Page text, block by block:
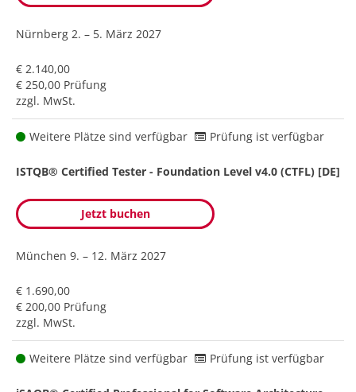
Nürnberg 2. – 5. März 2027
€ 2.140,00
€ 250,00 Prüfung
zzgl. MwSt.
Weitere Plätze sind verfügbar Prüfung ist verfügbar
ISTQB® Certified Tester - Foundation Level v4.0 (CTFL) [DE]
Jetzt buchen
München 9. – 12. März 2027
€ 1.690,00
€ 200,00 Prüfung
zzgl. MwSt.
Weitere Plätze sind verfügbar Prüfung ist verfügbar